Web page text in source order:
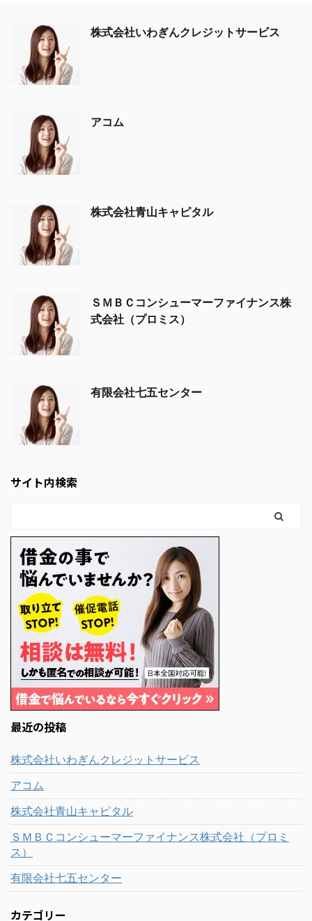
株式会社いわぎんクレジットサービス
アコム
株式会社青山キャピタル
ＳＭＢＣコンシューマーファイナンス株
式会社（プロミス）
有限会社七五センター
サイト内検索
最近の投稿
株式会社いわぎんクレジットサービス
アコム
株式会社青山キャピタル
ＳＭＢＣコンシューマーファイナンス株式会社（プロミ
ス）
有限会社七五センター
カテゴリー